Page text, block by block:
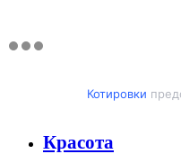
Котировки
Красота